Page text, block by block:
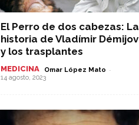
El Perro de dos cabezas: La
historia de Vladímir Démijov
y los trasplantes
MEDICINA Omar López Mato -
14 agosto, 2023